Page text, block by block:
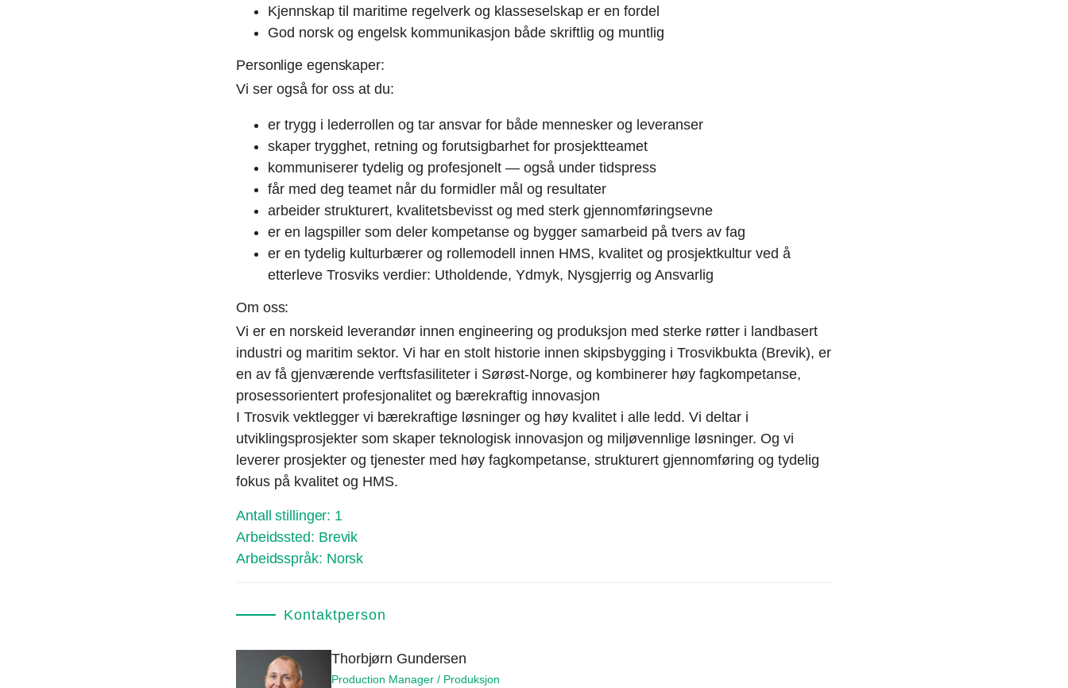
Kjennskap til maritime regelverk og klasseselskap er en fordel
God norsk og engelsk kommunikasjon både skriftlig og muntlig
Personlige egenskaper:
Vi ser også for oss at du:
er trygg i lederrollen og tar ansvar for både mennesker og leveranser
skaper trygghet, retning og forutsigbarhet for prosjektteamet
kommuniserer tydelig og profesjonelt — også under tidspress
får med deg teamet når du formidler mål og resultater
arbeider strukturert, kvalitetsbevisst og med sterk gjennomføringsevne
er en lagspiller som deler kompetanse og bygger samarbeid på tvers av fag
er en tydelig kulturbærer og rollemodell innen HMS, kvalitet og prosjektkultur ved å
etterleve Trosviks verdier: Utholdende, Ydmyk, Nysgjerrig og Ansvarlig
Om oss:
Vi er en norskeid leverandør innen engineering og produksjon med sterke røtter i landbasert
industri og maritim sektor. Vi har en stolt historie innen skipsbygging i Trosvikbukta (Brevik), er
en av få gjenværende verftsfasiliteter i Sørøst-Norge, og kombinerer høy fagkompetanse,
prosessorientert profesjonalitet og bærekraftig innovasjon
I Trosvik vektlegger vi bærekraftige løsninger og høy kvalitet i alle ledd. Vi deltar i
utviklingsprosjekter som skaper teknologisk innovasjon og miljøvennlige løsninger. Og vi
leverer prosjekter og tjenester med høy fagkompetanse, strukturert gjennomføring og tydelig
fokus på kvalitet og HMS.
Antall stillinger: 1
Arbeidssted: Brevik
Arbeidsspråk: Norsk
Kontaktperson
Thorbjørn Gundersen
Production Manager / Produksjon